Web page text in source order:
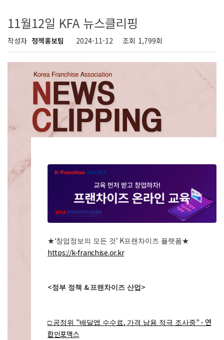
11월12일 KFA 뉴스클리핑
작성자 정책홍보팀 2024-11-12 조회 1,799회
★‘창업정보의 모든 것’ K프랜차이즈 플랫폼★
https://k-franchise.or.kr
<정부 정책 & 프랜차이즈 산업 >
□ 공정위 "배달앱 수수료, 가격 남용 적극 조사중" - 연
합인포맥스